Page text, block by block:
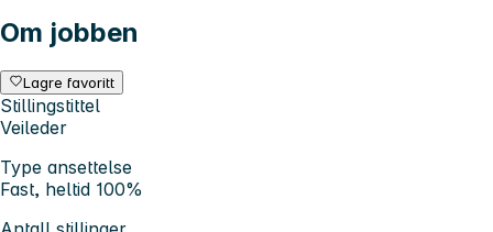
Om jobben
Lagre favoritt
Stillingstittel
Veileder
Type ansettelse
Fast, heltid 100%